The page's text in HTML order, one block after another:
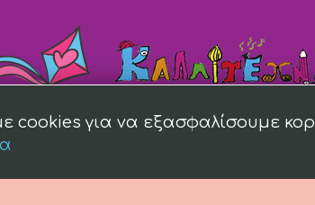
cookies για να εξασφαλίσουμε